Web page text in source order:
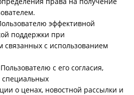
эффективной
поддержки при
связанных с использованием
с его согласия,
специальных
о ценах, новостной рассылки и